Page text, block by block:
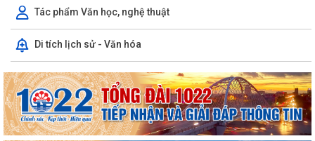
Tác phẩm Văn học, nghệ thuật
Di tích lịch sử - Văn hóa
UBND phường triển khai công tác khám sức khoẻ định kỳ, khám sàng
lọc miễn phí cho người dân trên...